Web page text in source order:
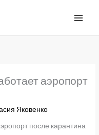
аэропорт
Яковенко